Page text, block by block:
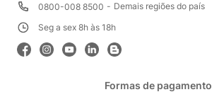
0800-008 8500
Demais regiões do país
Seg a sex 8h às 18h
Formas de pagamento